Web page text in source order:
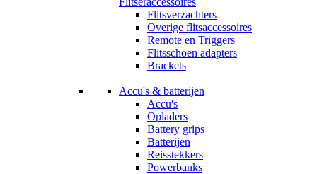
Flitsverzachters
Overige flitsaccessoires
Remote en Triggers
Flitsschoen adapters
Brackets
Accu's & batterijen
Accu's
Opladers
Battery grips
Batterijen
Reisstekkers
Powerbanks